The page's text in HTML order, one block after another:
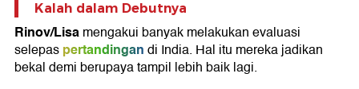
Kalah dalam Debutnya
Rinov/Lisamengakui banyak melakukan evaluasi
selepaspertandingandi India. Hal itu mereka jadikan
bekal demi berupaya tampil lebih baik lagi.